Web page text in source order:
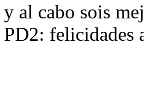
y al cabo sois
PD2: felicidades